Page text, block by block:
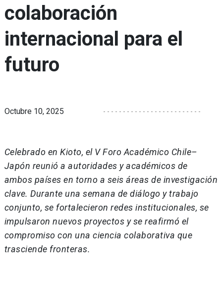
colaboración
internacional para el
futuro
Octubre 10, 2025
Celebrado en Kioto, el V Foro Académico Chile–
Japón reunió a autoridades y académicos de
ambos países en torno a seis áreas de investigación
clave.Durante una semana de diálogo y trabajo
conjunto, se fortalecieron redes institucionales, se
impulsaron nuevos proyectos y se reafirmó el
compromiso con una ciencia colaborativa que
trasciende fronteras.